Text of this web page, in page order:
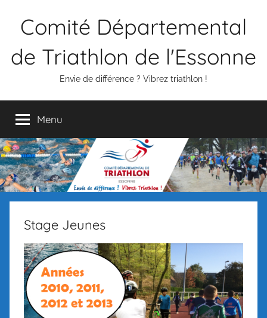
Comité Départemental
de Triathlon de l'Essonne
Envie de différence ? Vibrez triathlon !
Menu
Stage Jeunes